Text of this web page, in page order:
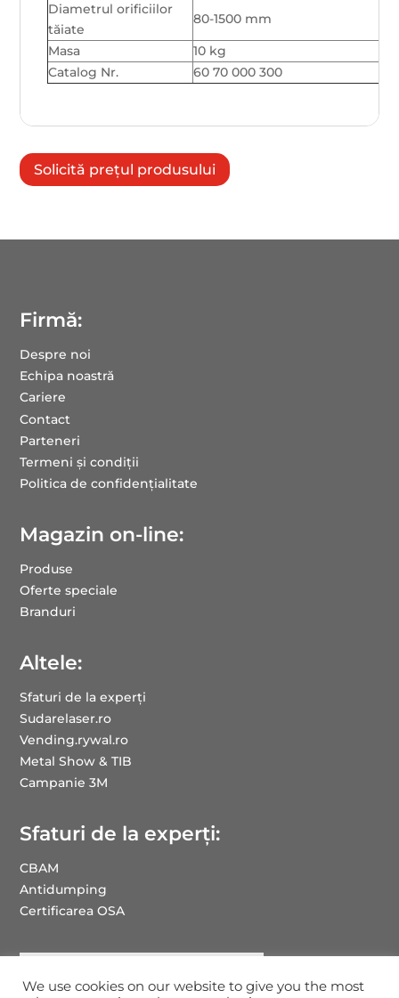
Diametrul orificiilor
tăiate
80-1500 mm
Masa
10 kg
Catalog Nr.
60 70 000 300
Solicită prețul produsului
Firmă:
Despre noi
Echipa noastră
Cariere
Contact
Parteneri
Termeni și condiții
Politica de confidențialitate
Magazin on-line:
Produse
Oferte speciale
Branduri
Altele:
Sfaturi de la experți
Sudarelaser.ro
Vending.rywal.ro
Metal Show & TIB
Campanie 3M
Sfaturi de la experți:
CBAM
Antidumping
Certificarea OSA
We use cookies on our website to give you the most